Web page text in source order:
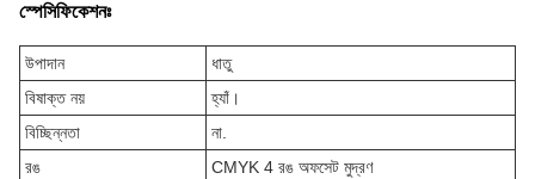
স্পেসিফিকেশনঃ
উপাদান
ধাতু
বিষাক্ত নয়
হ্যাঁ।
বিচ্ছিন্নতা
না.
রঙ
CMYK 4 রঙ অফসেট মুদ্রণ